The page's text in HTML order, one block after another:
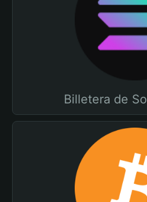
Billetera de